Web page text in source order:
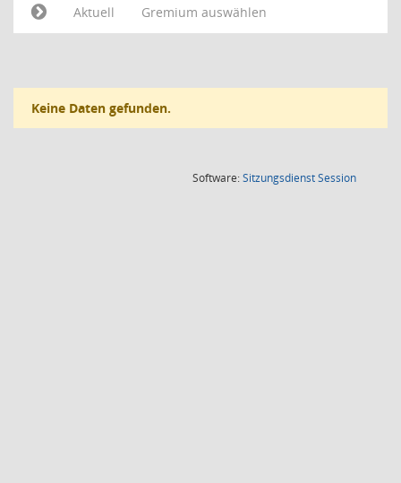
Aktuell
Gremium auswählen
Keine Daten gefunden.
Software:SitzungsdienstSession(Wird in